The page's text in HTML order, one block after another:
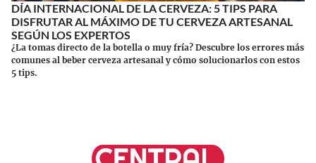
DÍA INTERNACIONAL DE LA CERVEZA: 5 TIPS PARA
DISFRUTAR AL MÁXIMO DE TU CERVEZA ARTESANAL
SEGÚN LOS EXPERTOS
¿La tomas directo de la botella o muy fría? Descubre los errores más
comunes al beber cerveza artesanal y cómo solucionarlos con estos
5 tips.